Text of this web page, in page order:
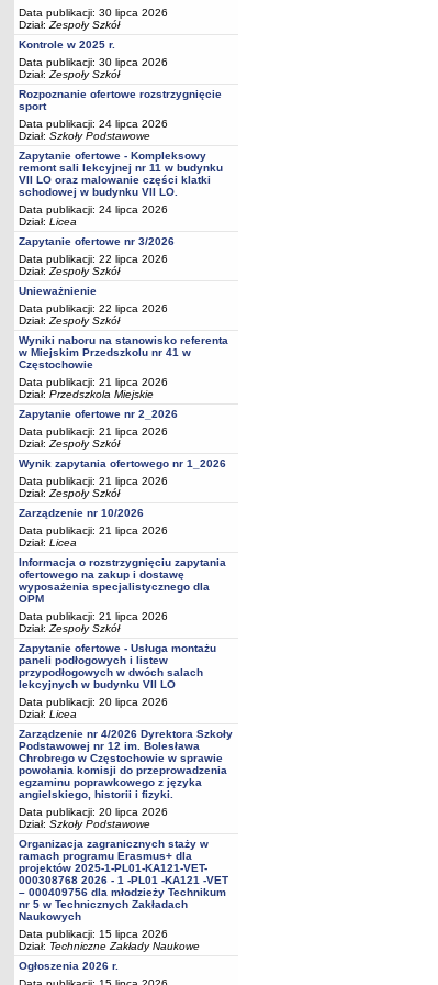
Data publikacji: 30 lipca 2026
Dział: Zespoły Szkół
Kontrole w 2025 r.
Data publikacji: 30 lipca 2026
Dział: Zespoły Szkół
Rozpoznanie ofertowe rozstrzygnięcie
sport
Data publikacji: 24 lipca 2026
Dział: Szkoły Podstawowe
Zapytanie ofertowe - Kompleksowy
remont sali lekcyjnej nr 11 w budynku
VII LO oraz malowanie części klatki
schodowej w budynku VII LO.
Data publikacji: 24 lipca 2026
Dział: Licea
Zapytanie ofertowe nr 3/2026
Data publikacji: 22 lipca 2026
Dział: Zespoły Szkół
Unieważnienie
Data publikacji: 22 lipca 2026
Dział: Zespoły Szkół
Wyniki naboru na stanowisko referenta
w Miejskim Przedszkolu nr 41 w
Częstochowie
Data publikacji: 21 lipca 2026
Dział: Przedszkola Miejskie
Zapytanie ofertowe nr 2_2026
Data publikacji: 21 lipca 2026
Dział: Zespoły Szkół
Wynik zapytania ofertowego nr 1_2026
Data publikacji: 21 lipca 2026
Dział: Zespoły Szkół
Zarządzenie nr 10/2026
Data publikacji: 21 lipca 2026
Dział: Licea
Informacja o rozstrzygnięciu zapytania
ofertowego na zakup i dostawę
wyposażenia specjalistycznego dla
OPM
Data publikacji: 21 lipca 2026
Dział: Zespoły Szkół
Zapytanie ofertowe - Usługa montażu
paneli podłogowych i listew
przypodłogowych w dwóch salach
lekcyjnych w budynku VII LO
Data publikacji: 20 lipca 2026
Dział: Licea
Zarządzenie nr 4/2026 Dyrektora Szkoły
Podstawowej nr 12 im. Bolesława
Chrobrego w Częstochowie w sprawie
powołania komisji do przeprowadzenia
egzaminu poprawkowego z języka
angielskiego, historii i fizyki.
Data publikacji: 20 lipca 2026
Dział: Szkoły Podstawowe
Organizacja zagranicznych staży w
ramach programu Erasmus+ dla
projektów 2025-1-PL01-KA121-VET-
000308768 2026 - 1 -PL01 -KA121 -VET
– 000409756 dla młodzieży Technikum
nr 5 w Technicznych Zakładach
Naukowych
Data publikacji: 15 lipca 2026
Dział: Techniczne Zakłady Naukowe
Ogłoszenia 2026 r.